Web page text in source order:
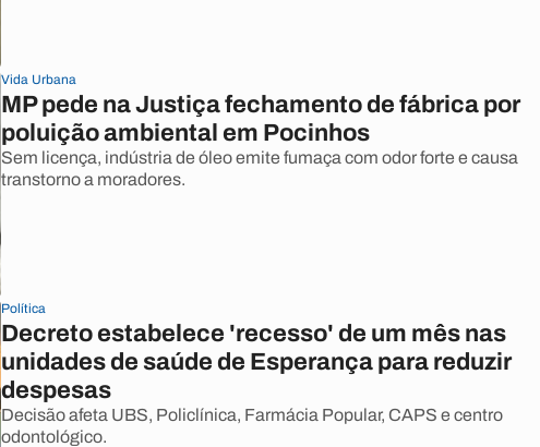
Vida Urbana
MP pede na Justiça fechamento de fábrica por
poluição ambiental em Pocinhos
Sem licença, indústria de óleo emite fumaça com odor forte e causa
transtorno a moradores.
Política
Decreto estabelece 'recesso' de um mês nas
unidades de saúde de Esperança para reduzir
despesas
Decisão afeta UBS, Policlínica, Farmácia Popular, CAPS e centro
odontológico.